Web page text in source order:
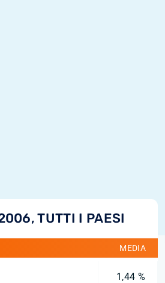
TUTTI I PAESI
MEDIA
1,44 %